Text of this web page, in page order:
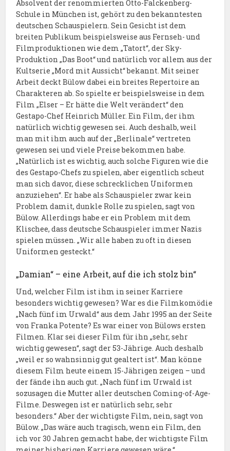
Absolvent der renommierten Otto-Falckenberg-
Schule in München ist, gehört zu den bekanntesten
deutschen Schauspielern. Sein Gesicht ist dem
breiten Publikum beispielsweise aus Fernseh- und
Filmproduktionen wie dem „Tatort“, der Sky-
Produktion „Das Boot“ und natürlich vor allem aus der
Kultserie „Mord mit Aussicht“ bekannt. Mit seiner
Arbeit deckt Bülow dabei ein breites Repertoire an
Charakteren ab. So spielte er beispielsweise in dem
Film „Elser – Er hätte die Welt verändert“ den
Gestapo-Chef Heinrich Müller. Ein Film, der ihm
natürlich wichtig gewesen sei. Auch deshalb, weil
man mit ihm auch auf der „Berlinale“ vertreten
gewesen sei und viele Preise bekommen habe.
„Natürlich ist es wichtig, auch solche Figuren wie die
des Gestapo-Chefs zu spielen, aber eigentlich scheut
man sich davor, diese schrecklichen Uniformen
anzuziehen“. Er habe als Schauspieler zwar kein
Problem damit, dunkle Rolle zu spielen, sagt von
Bülow. Allerdings habe er ein Problem mit dem
Klischee, dass deutsche Schauspieler immer Nazis
spielen müssen. „Wir alle haben zu oft in diesen
Uniformen gesteckt.“
„Damian“ – eine Arbeit, auf die ich stolz bin“
Und, welcher Film ist ihm in seiner Karriere
besonders wichtig gewesen? War es die Filmkomödie
„Nach fünf im Urwald“ aus dem Jahr 1995 an der Seite
von Franka Potente? Es war einer von Bülows ersten
Filmen. Klar sei dieser Film für ihn „sehr, sehr
wichtig gewesen“, sagt der 53-Jährige. Auch deshalb
„weil er so wahnsinnig gut gealtert ist“. Man könne
diesem Film heute einem 15-Jährigen zeigen – und
der fände ihn auch gut. „Nach fünf im Urwald ist
sozusagen die Mutter aller deutschen Coming-of-Age-
Filme. Deswegen ist er natürlich sehr, sehr
besonders.“ Aber der wichtigste Film, nein, sagt von
Bülow. „Das wäre auch tragisch, wenn ein Film, den
ich vor 30 Jahren gemacht habe, der wichtigste Film